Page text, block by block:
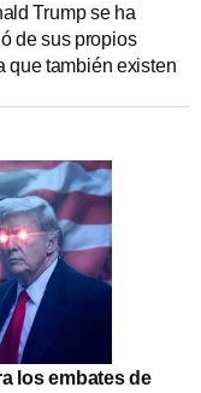
Trump se ha
de sus propios
que también existen
los embates de